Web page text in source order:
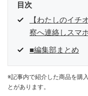
目次
【わたしのイチ
察へ連絡しスマ
■編集部まとめ
※記事内で紹介した商品を購
とがあります。